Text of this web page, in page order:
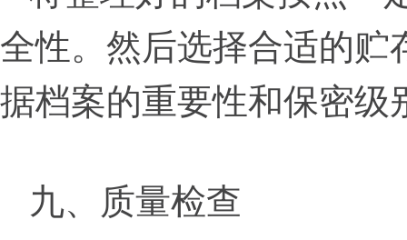
全性。然后选择合适的贮
据档案的重要性和保密级
九、质量检查